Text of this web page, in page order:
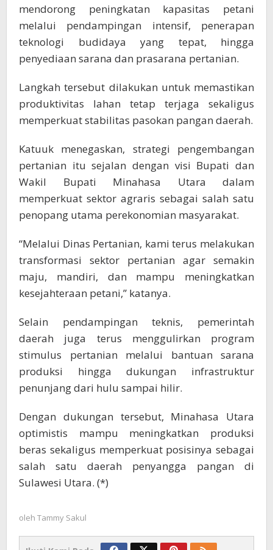
mendorong peningkatan kapasitas petani
melalui pendampingan intensif, penerapan
teknologi budidaya yang tepat, hingga
penyediaan sarana dan prasarana pertanian.
Langkah tersebut dilakukan untuk memastikan
produktivitas lahan tetap terjaga sekaligus
memperkuat stabilitas pasokan pangan daerah.
Katuuk menegaskan, strategi pengembangan
pertanian itu sejalan dengan visi Bupati dan
Wakil Bupati Minahasa Utara dalam
memperkuat sektor agraris sebagai salah satu
penopang utama perekonomian masyarakat.
“Melalui Dinas Pertanian, kami terus melakukan
transformasi sektor pertanian agar semakin
maju, mandiri, dan mampu meningkatkan
kesejahteraan petani,” katanya.
Selain pendampingan teknis, pemerintah
daerah juga terus menggulirkan program
stimulus pertanian melalui bantuan sarana
produksi hingga dukungan infrastruktur
penunjang dari hulu sampai hilir.
Dengan dukungan tersebut, Minahasa Utara
optimistis mampu meningkatkan produksi
beras sekaligus memperkuat posisinya sebagai
salah satu daerah penyangga pangan di
Sulawesi Utara. (*)
oleh Tammy Sakul